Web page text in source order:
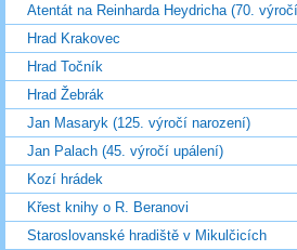
Atentát na Reinharda Heydricha (70.
Hrad Krakovec
Hrad Točník
Hrad Žebrák
Jan Masaryk (125. výročí narození)
Jan Palach (45. výročí upálení)
Kozí hrádek
Křest knihy o R. Beranovi
Staroslovanské hradiště v Mikulčicích